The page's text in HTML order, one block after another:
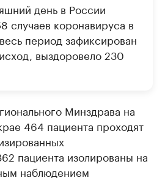
день в России
случаев коронавируса в
период зафиксирован
выздоровело 230
Минздрава на
464 пациента проходят
пациента изолированы на
наблюдением